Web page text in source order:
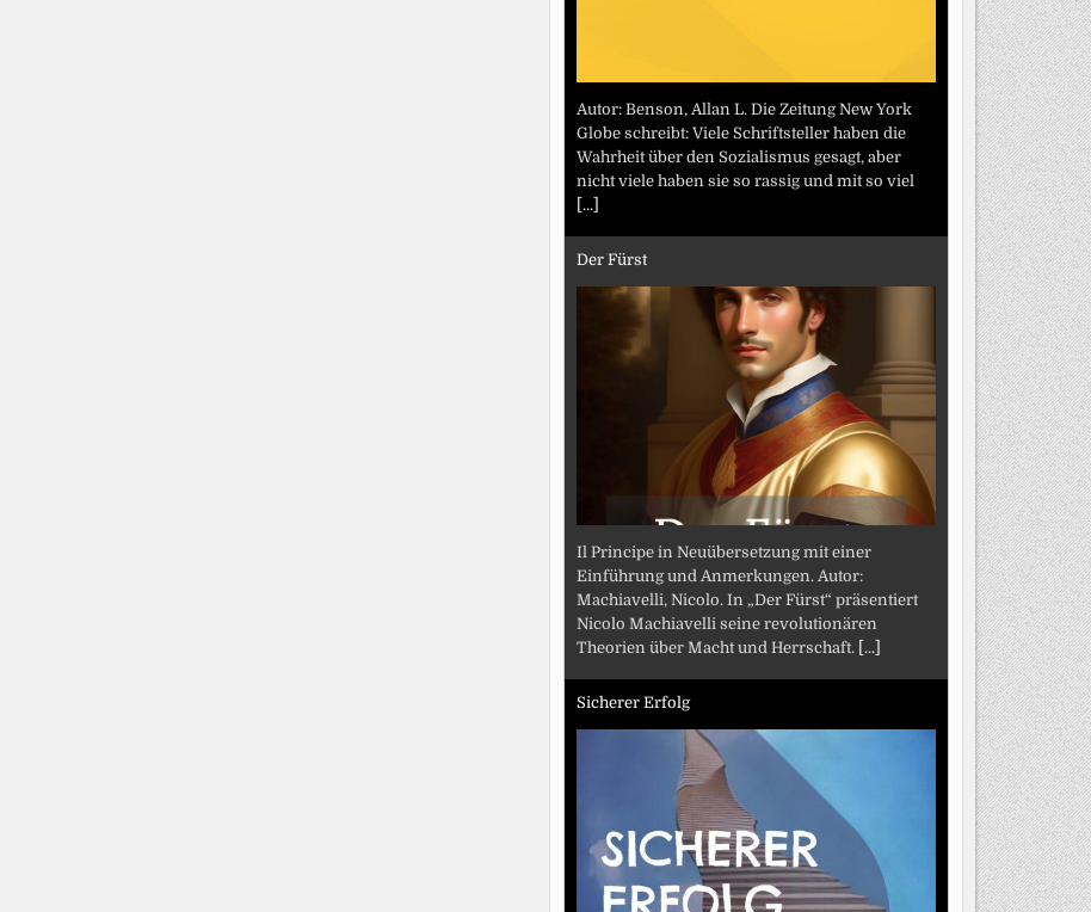
Autor: Benson, Allan L. Die Zeitung New York
Globe schreibt: Viele Schriftsteller haben die
Wahrheit über den Sozialismus gesagt, aber
nicht viele haben sie so rassig und mit so viel
[...]
Der Fürst
Il Principe in Neuübersetzung mit einer
Einführung und Anmerkungen. Autor:
Machiavelli, Nicolo. In „Der Fürst“ präsentiert
Nicolo Machiavelli seine revolutionären
Theorien über Macht und Herrschaft. [...]
Sicherer Erfolg